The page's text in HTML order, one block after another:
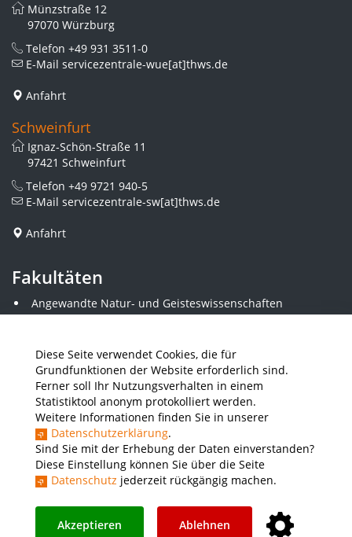
Diese Seite verwendet Cookies, die für
Grundfunktionen der Website erforderlich sind.
Ferner soll Ihr Nutzungsverhalten in einem
Statistiktool anonym protokolliert werden.
Weitere Informationen finden Sie in unserer
Datenschutzerklärung.
Sind Sie mit der Erhebung der Daten einverstanden?
Diese Einstellung können Sie über die Seite
Datenschutz jederzeit rückgängig machen.
Akzeptieren Ablehnen
Münzstraße 12
97070 Würzburg
Telefon +49 931 3511-0
E-Mail servicezentrale-wue[at]thws.de
Anfahrt
Schweinfurt
Ignaz-Schön-Straße 11
97421 Schweinfurt
Telefon +49 9721 940-5
E-Mail servicezentrale-sw[at]thws.de
Anfahrt
Fakultäten
Angewandte Natur- und Geisteswissenschaften
Angewandte Sozialwissenschaften
Elektrotechnik
Gestaltung
Informatik und Wirtschaftsinformatik
Kunststofftechnik und Vermessung
Maschinenbau
THWS Business School
Wirtschaftsingenieurwesen
Presse
Instagram YouTube LinkedIn